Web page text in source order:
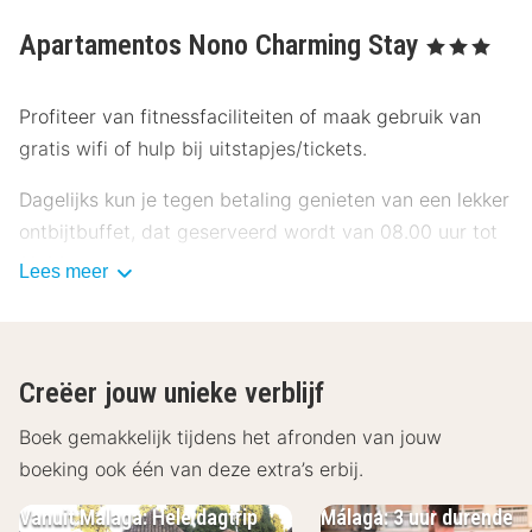
Apartamentos Nono Charming Stay , 3 Sterren
Profiteer van fitnessfaciliteiten of maak gebruik van
gratis wifi of hulp bij uitstapjes/tickets.
Dagelijks kun je tegen betaling genieten van een lekker
ontbijtbuffet, dat geserveerd wordt van 08.00 uur tot
10.00 uur.
meertalig personeel. Ter plaatse heb je
parkeerplaatsen.
Doe of je thuis bent in één van de 56 kamers met
Alle kamers hebben een flatscreentelevisie van 32 inch
Lees meer
Creëer jouw unieke verblijf
Boek gemakkelijk tijdens het afronden van jouw
boeking ook één van deze extra’s erbij.
Vanuit Malaga: Hele dagtrip
Málaga: 3 uur durende